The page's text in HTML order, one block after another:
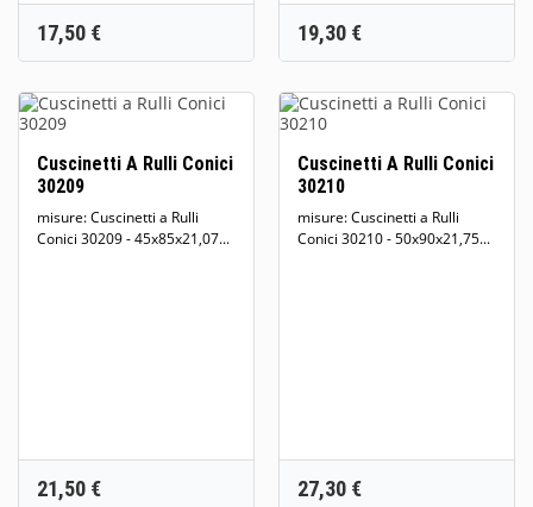
Prezzo
17,50 € Prezzo
19,30 €
Cuscinetti A Rulli Conici
30209
misure: Cuscinetti a Rulli
Conici 30209 - 45x85x21,07...
Prezzo
21,50 €
Cuscinetti A Rulli Conici
30210
misure: Cuscinetti a Rulli
Conici 30210 - 50x90x21,75...
Prezzo
27,30 €